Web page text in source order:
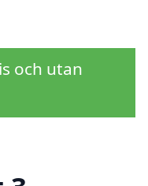
och utan